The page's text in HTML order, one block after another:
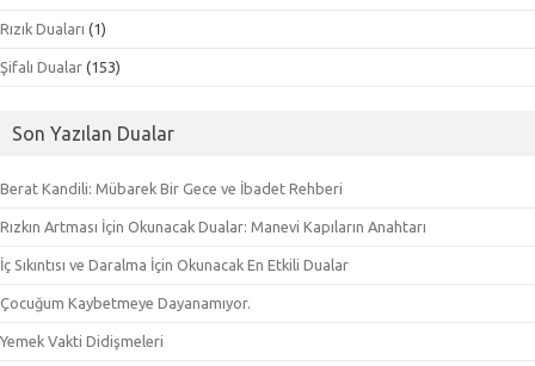
Rızık Duaları (1)
Şifalı Dualar (153)
Son Yazılan Dualar
Berat Kandili: Mübarek Bir Gece ve İbadet Rehberi
Rızkın Artması İçin Okunacak Dualar: Manevi Kapıların Anahtarı
İç Sıkıntısı ve Daralma İçin Okunacak En Etkili Dualar
Çocuğum Kaybetmeye Dayanamıyor.
Yemek Vakti Didişmeleri